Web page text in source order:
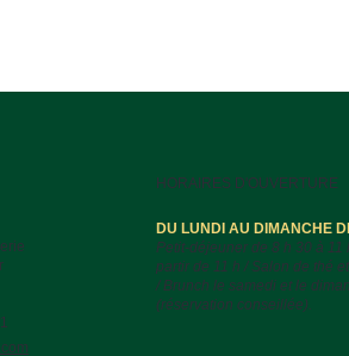
HORAIRES D'OUVERTURE
DU LUNDI AU DIMANCHE
Petit-déjeuner de 8 h 30 à 11
partir de 11 h / Salon de thé
/ Brunch le samedi et le
(réservation conseillée).